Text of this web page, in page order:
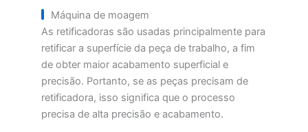
Máquina de moagem
As retificadoras são usadas principalmente para
retificar a superfície da peça de trabalho, a fim
de obter maior acabamento superficial e
precisão. Portanto, se as peças precisam de
retificadora, isso significa que o processo
precisa de alta precisão e acabamento.